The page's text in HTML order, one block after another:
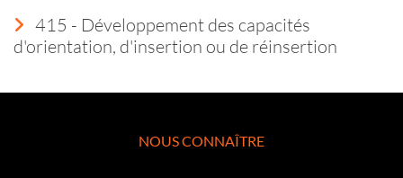
415 - Développement des capacités
d'orientation, d'insertion ou de réinsertion
NOUS CONNAÎTRE